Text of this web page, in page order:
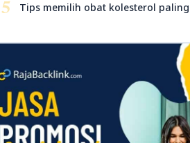
5 Tips memilih obat kolesterol